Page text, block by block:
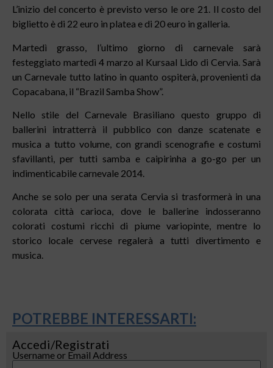
L’inizio del concerto è previsto verso le ore 21. Il costo del
biglietto è di 22 euro in platea e di 20 euro in galleria.
Martedì grasso, l’ultimo giorno di carnevale sarà
festeggiato martedì 4 marzo al Kursaal Lido di Cervia. Sarà
un Carnevale tutto latino in quanto ospiterà, provenienti da
Copacabana, il “Brazil Samba Show”.
Nello stile del Carnevale Brasiliano questo gruppo di
ballerini intratterrà il pubblico con danze scatenate e
musica a tutto volume, con grandi scenografie e costumi
sfavillanti, per tutti samba e caipirinha a go-go per un
indimenticabile carnevale 2014.
Anche se solo per una serata Cervia si trasformerà in una
colorata città carioca, dove le ballerine indosseranno
colorati costumi ricchi di piume variopinte, mentre lo
storico locale cervese regalerà a tutti divertimento e
musica.
POTREBBE INTERESSARTI:
Accedi/Registrati
Username or Email Address